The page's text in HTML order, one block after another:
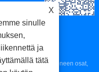
Co., Ltd - CNC-koneen osat,
X
sinulle
ja
tätä